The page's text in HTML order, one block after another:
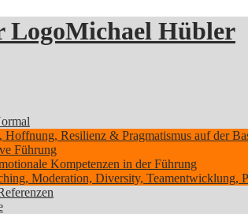
Michael Hübler
Resilienz & Pragmatismus auf der
Führung
Kompetenzen in der Führung
Moderation, Diversity, Teamentwicklung,